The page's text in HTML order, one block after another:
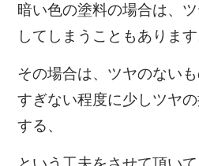
暗い色の塗料の場合は、
してしまうこともあります
その場合は、ツヤのない
すぎない程度に少しツヤ
する、